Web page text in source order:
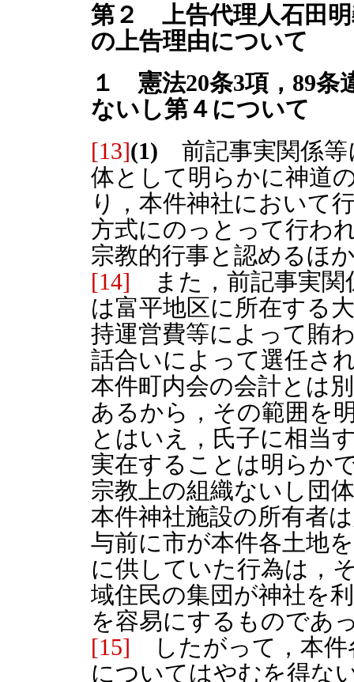
第２ 上告代理人石田明
の上告理由について
１ 憲法20条3項，89条
ないし第４について
[13](1) 前記事実関係等
体として明らかに神道
り，本件神社において
方式にのっとって行わ
宗教的行事と認めるほ
[14] また，前記事実関
は富平地区に所在する
持運営費等によって賄
話合いによって選任さ
本件町内会の会計とは
あるから，その範囲を
とはいえ，氏子に相当
実在することは明らか
宗教上の組織ないし団
本件神社施設の所有者
与前に市が本件各土地
に供していた行為は，
域住民の集団が神社を
を容易にするものであ
[15] したがって，本件
についてはやむを得な